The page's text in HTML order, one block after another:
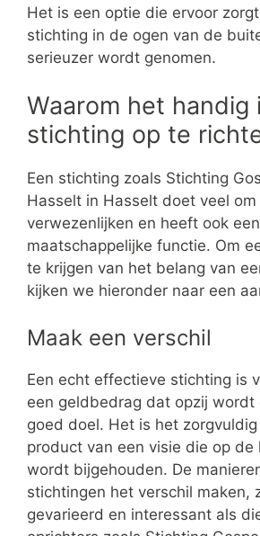
Het is een optie die ervoor
stichting in de ogen van de
serieuzer wordt genomen.
Waarom het handig
stichting op te
Een stichting zoals Stichting
Hasselt in Hasselt doet veel
verwezenlijken en heeft ook
maatschappelijke functie. Om
te krijgen van het belang van
kijken we hieronder naar een
Maak een verschil
Een echt effectieve stichting is
een geldbedrag dat opzij wordt
goed doel. Het is het
product van een visie die op de
wordt bijgehouden. De
stichtingen het verschil maken,
gevarieerd en interessant als